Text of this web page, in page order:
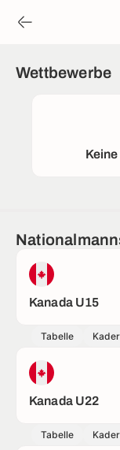
Wettbewerbe
Kanada U15
Tabelle Kader
Kanada U22
Tabelle Kader